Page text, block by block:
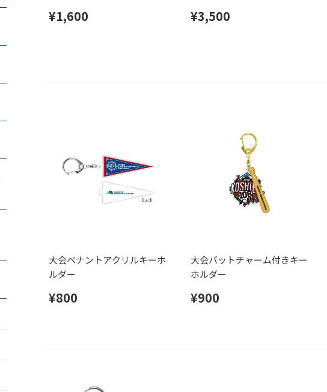
¥1,600 ¥3,500
大会ペナントアクリルキーホ
ルダー
¥800
大会バットチャーム付きキー
ホルダー
¥900